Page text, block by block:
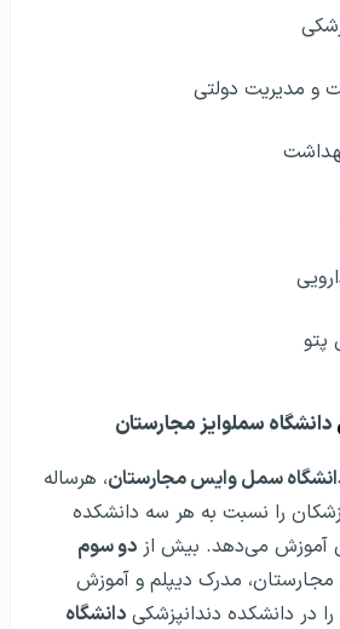
و مدیریت دولتی
پتو
دانشگاه سملوایز مجارستان
سمل وایس مجارستان، هرساله
را نسبت به هر سه دانشکده
آموزش می‌دهد. بیش از دو سوم
مجارستان، مدرک دیپلم و آموزش
در دانشکده دندانپزشکی دانشگاه